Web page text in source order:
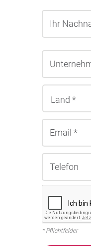
* Pflichtfelder